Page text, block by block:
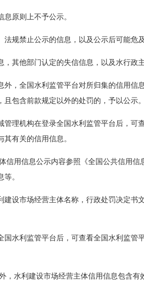
原则上不予公示。
禁止公示的信息，以及公示后可能危
他部门认定的失信信息，以及水行政主
全国水利监管平台对所归集的信用信
包含前款规定以外的处罚的，予以公示。
机构在登录全国水利监管平台后，可
有关的信用信息。
用信息公示内容参照《全国公共信用信
。
市场经营主体名称，行政处罚决定书
利监管平台后，可查看全国水利监管
水利建设市场经营主体信用信息包含有